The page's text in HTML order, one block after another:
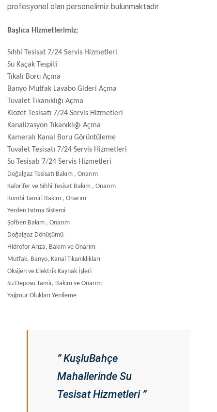
profesyonel olan personelimiz bulunmaktadır
Başlıca Hizmetlerimiz;
Sıhhi Tesisat 7/24 Servis Hizmetleri
Su Kaçak Tespiti
Tıkalı Boru Açma
Banyo Mutfak Lavabo Gideri Açma
Tuvalet Tıkanıklığı Açma
Klozet Tesisatı 7/24 Servis Hizmetleri
Kanalizasyon Tıkanıklığı Açma
Kameralı Kanal Boru Görüntüleme
Tuvalet Tesisatı 7/24 Servis Hizmetleri
Su Tesisatı 7/24 Servis Hizmetleri
Doğalgaz Tesisatı Bakım , Onarım
Kalorifer ve Sıhhi Tesisat Bakım , Onarım
Kombi Tamiri Bakım , Onarım
Yerden Isıtma Sistemi
Şofben Bakım , Onarım
Doğalgaz Dönüşümü
Hidrofor Arıza, Bakım ve Onarım
Mutfak, Banyo, Kanal Tıkanıklıkları
Oksijen ve Elektrik Kaynak İşleri
Su Deposu Tamir, Bakım ve Onarım
Yağmur Olukları Yenileme
” KuşluBahçe
Mahallerinde Su
Tesisat Hizmetleri ”